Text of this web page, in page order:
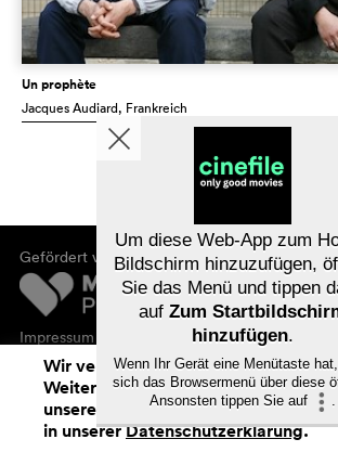
Kino Streaming
Un prophète
Jacques Audiard, Frankreich
Gefördert von
Impressum
Datenschutz
Wir verwenden Cookies. Mit dem
Weitersurfen auf cinefile.ch
unserer Cookie-Nutzung zu. Mehr
in unsererDatenschutzerklärung.
Um diese Web-App zum
Bildschirm hinzuzufügen,
Sie das Menü und tippen
auf Zum
hinzufügen.
Wenn Ihr Gerät eine Menütaste
sich das Browsermenü über diese
Ansonsten tippen Sie auf
.